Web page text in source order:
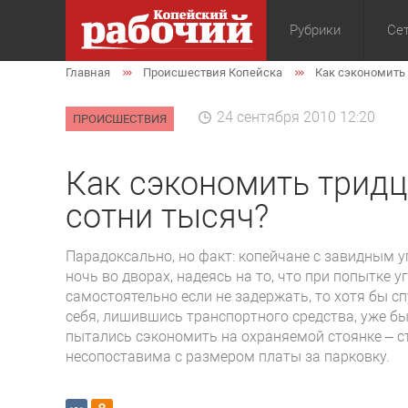
Рубрики
Общество
Главная Происшествия Копейска Как сэкономить
ПРОИСШЕСТВИЯ 24 сентября 2010 12:20
Как сэкономить
сотни тысяч?
Парадоксально, но факт: копейчане с завидным
ночь во дворах, надеясь на то, что при попытке
самостоятельно если не задержать, то хотя бы
себя, лишившись транспортного средства, уже
пытались сэкономить на охраняемой стоянке –
несопоставима с размером платы за парковку.